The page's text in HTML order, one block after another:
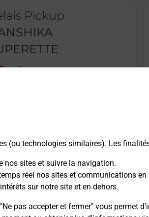
(ou technologies similaires). Les
nos sites et suivre la navigation.
réel nos sites et communications
sur notre site et en dehors.
pas accepter et fermer" vous permet
Pickup